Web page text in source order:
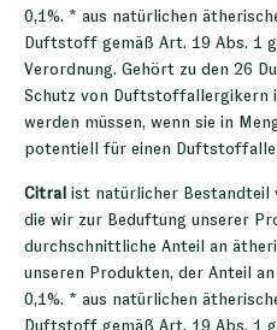
0,1%. * aus natürlichen
Duftstoff gemäß Art. 19 Abs. 1
Verordnung. Gehört zu den 26
Schutz von Duftstoffallergikern
werden müssen, wenn sie in
potentiell für einen
Citral ist natürlicher Bestandteil
die wir zur Beduftung unserer
durchschnittliche Anteil an
unseren Produkten, der Anteil
0,1%. * aus natürlichen
Duftstoff gemäß Art. 19 Abs. 1